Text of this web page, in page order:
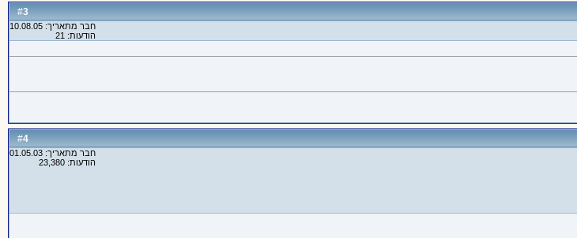
#
3
חבר מתאריך: 10.08.05
הודעות: 21
#
4
חבר מתאריך: 01.05.03
הודעות: 23,380